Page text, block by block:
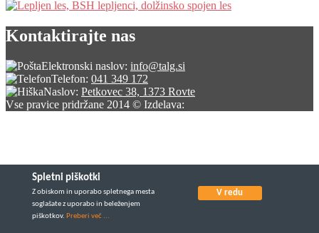
Kontaktirajte nas
Elektronski naslov: info@talg.si
Telefon: 041 349 172
Naslov: Petkovec 38, 1373 Rovte
Vse pravice pridržane 2014 © Izdelava:
Spletni piškotki
Z obiskom in uporabo spletnega mesta
soglašate z uporabo in beleženjem
piškotkov. Preberi več ...
V redu